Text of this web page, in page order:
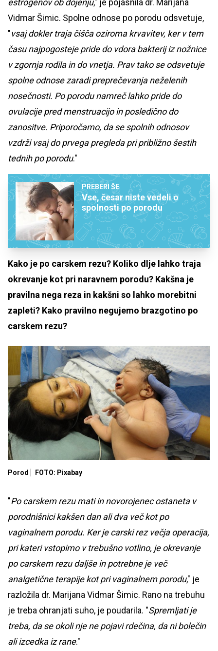
estrogenov ob dojenju," je pojasnila dr. Marijana
Vidmar Šimic. Spolne odnose po porodu odsvetuje,
"vsaj dokler traja čišča oziroma krvavitev, ker v tem
času najpogosteje pride do vdora bakterij iz nožnice
v zgornja rodila in do vnetja. Prav tako se odsvetuje
spolne odnose zaradi preprečevanja neželenih
nosečnosti. Po porodu namreč lahko pride do
ovulacije pred menstruacijo in posledično do
zanositve. Priporočamo, da se spolnih odnosov
vzdrži vsaj do prvega pregleda pri približno šestih
tednih po porodu."
PREBERI ŠE
Vse, česar niste vedeli o
spolnosti po porodu
Kako je po carskem rezu? Koliko dlje lahko traja
okrevanje kot pri naravnem porodu? Kakšna je
pravilna nega reza in kakšni so lahko morebitni
zapleti? Kako pravilno negujemo brazgotino po
carskem rezu?
Porod FOTO: Pixabay
"Po carskem rezu mati in novorojenec ostaneta v
porodnišnici kakšen dan ali dva več kot po
vaginalnem porodu. Ker je carski rez večja operacija,
pri kateri vstopimo v trebušno votlino, je okrevanje
po carskem rezu daljše in potrebne je več
analgetične terapije kot pri vaginalnem porodu," je
razložila dr. Marijana Vidmar Šimic. Rano na trebuhu
je treba ohranjati suho, je poudarila. "Spremljati je
treba, da se okoli nje ne pojavi rdečina, da ni bolečin
ali izcedka iz rane."